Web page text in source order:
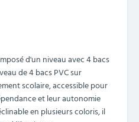
d'un niveau avec 4 bacs
de 4 bacs PVC sur
scolaire, accessible pour
et leur autonomie
en plusieurs coloris, il